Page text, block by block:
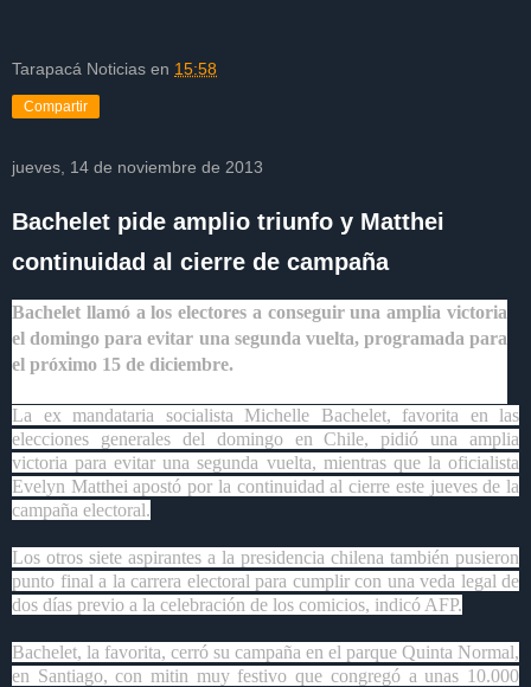
Tarapacá Noticias en 15:58
Compartir
jueves, 14 de noviembre de 2013
Bachelet pide amplio triunfo y Matthei
continuidad al cierre de campaña
Bachelet llamó a los electores a conseguir una amplia victoria
el domingo para evitar una segunda vuelta, programada para
el próximo 15 de diciembre.
La ex mandataria socialista Michelle Bachelet, favorita en las
elecciones generales del domingo en Chile, pidió una amplia
victoria para evitar una segunda vuelta, mientras que la oficialista
Evelyn Matthei apostó por la continuidad al cierre este jueves de la
campaña electoral.
Los otros siete aspirantes a la presidencia chilena también pusieron
punto final a la carrera electoral para cumplir con una veda legal de
dos días previo a la celebración de los comicios, indicó AFP.
Bachelet, la favorita, cerró su campaña en el parque Quinta Normal,
en Santiago, con mitin muy festivo que congregó a unas 10.000